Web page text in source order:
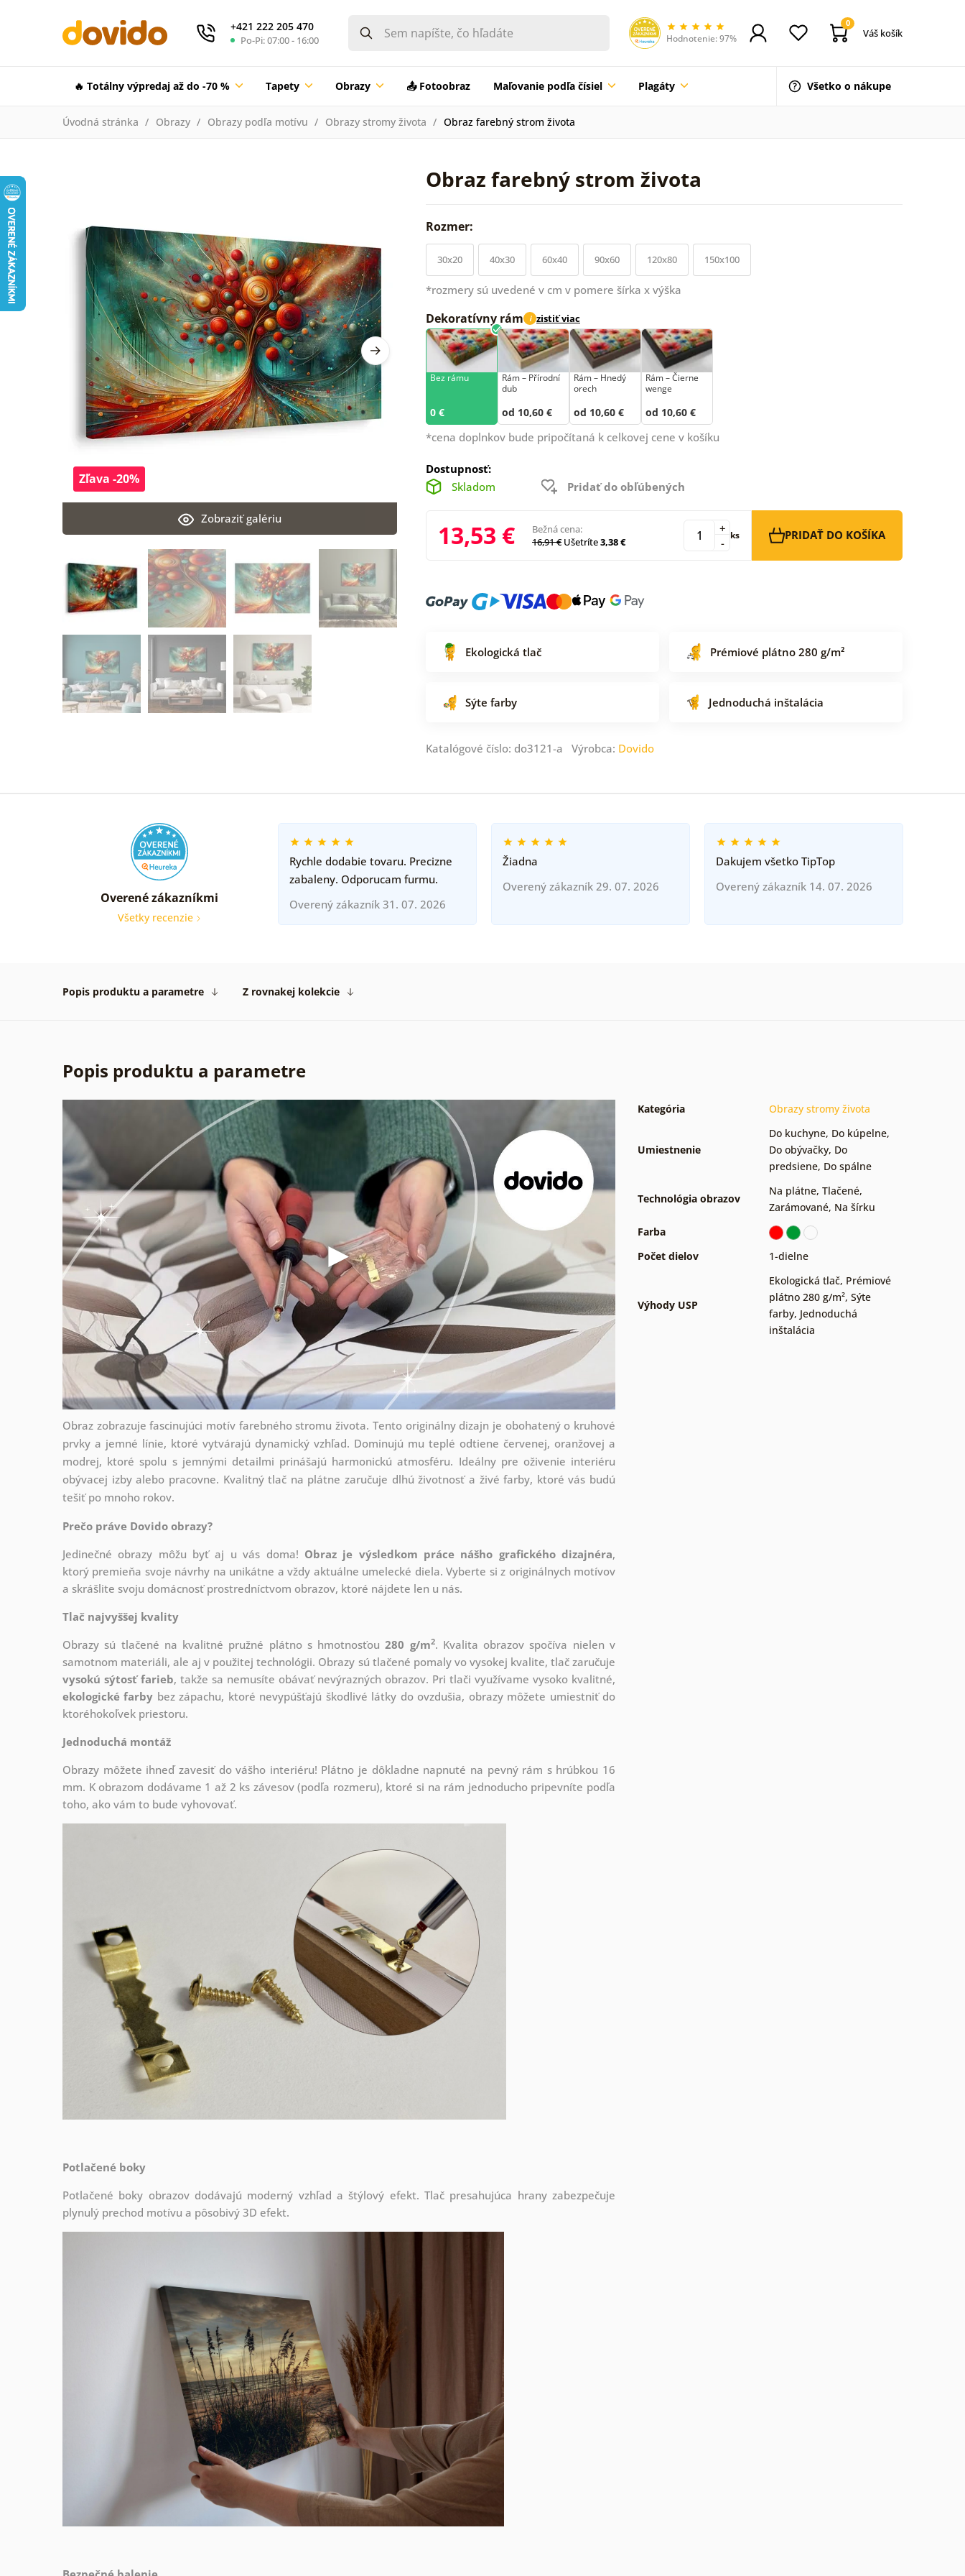
+421 222 205 470
Po-Pi: 07:00 - 16:00 Hodnotenie: 97%
0
Váš košík
🔥 Totálny výpredaj až do -70 % Tapety Obrazy 📤 Fotoobraz Maľovanie podľa čísiel Plagáty Všetko o nákupe
Úvodná stránka Obrazy Obrazy podľa motívu Obrazy stromy života Obraz farebný strom života
Obraz farebný strom života
Zobraziť galériu
Zľava -20%
Rozmer:
30x20 40x30 60x40 90x60 120x80 150x100
*rozmery sú uvedené v cm v pomere šírka x výška
Dekoratívny rám i zistiť viac
Bez rámu
0 €
Rám –⁠⁠⁠⁠⁠⁠ Přírodní
dub
od 10,60 €
Rám – Hnedý
orech
od 10,60 €
Rám – Čierne
wenge
od 10,60 €
*cena doplnkov bude pripočítaná k celkovej cene v košíku
Dostupnosť:
Skladom
Pridať do obľúbených
13,53 €
Bežná cena:
16,91 € Ušetríte3,38 € -
+ ks PRIDAŤ DO KOŠÍKA
Ekologická tlač Prémiové plátno 280 g/m²
Sýte farby Jednoduchá inštalácia
Katalógové číslo: do3121-a Výrobca: Dovido
Overené zákazníkmi
Všetky recenzie
Rychle dodabie tovaru. Precizne
zabaleny. Odporucam furmu.
Overený zákazník 31. 07. 2026
Žiadna
Overený zákazník 29. 07. 2026
Dakujem všetko TipTop
Overený zákazník 14. 07. 2026
Popis produktu a parametre Z rovnakej kolekcie
Popis produktu a parametre
Obraz zobrazuje fascinujúci motív farebného stromu života. Tento originálny dizajn je obohatený o kruhové
prvky a jemné línie, ktoré vytvárajú dynamický vzhľad. Dominujú mu teplé odtiene červenej, oranžovej a
modrej, ktoré spolu s jemnými detailmi prinášajú harmonickú atmosféru. Ideálny pre oživenie interiéru
obývacej izby alebo pracovne. Kvalitný tlač na plátne zaručuje dlhú životnosť a živé farby, ktoré vás budú
tešiť po mnoho rokov.
Prečo práve Dovido obrazy?
Jedinečné obrazy môžu byť aj u vás doma! Obraz je výsledkom práce nášho grafického dizajnéra,
ktorý premieňa svoje návrhy na unikátne a vždy aktuálne umelecké diela. Vyberte si z originálnych motívov
a skrášlite svoju domácnosť prostredníctvom obrazov, ktoré nájdete len u nás.
Tlač najvyššej kvality
Obrazy sú tlačené na kvalitné pružné plátno s hmotnosťou280 g/m2. Kvalita obrazov spočíva nielen v
samotnom materiáli, ale aj v použitej technológii. Obrazy sú tlačené pomaly vo vysokej kvalite, tlač zaručuje
vysokú sýtosť farieb, takže sa nemusíte obávať nevýrazných obrazov. Pri tlači využívame vysoko kvalitné,
ekologické farby bez zápachu, ktoré nevypúšťajú škodlivé látky do ovzdušia, obrazy môžete umiestniť do
ktoréhokoľvek priestoru.
Jednoduchá montáž
Obrazy môžete ihneď zavesiť do vášho interiéru! Plátno je dôkladne napnuté na pevný rám s hrúbkou 16
mm. K obrazom dodávame 1 až 2 ks závesov (podľa rozmeru), ktoré si na rám jednoducho pripevníte podľa
toho, ako vám to bude vyhovovať.
Potlačené boky
Potlačené boky obrazov dodávajú moderný vzhľad a štýlový efekt. Tlač presahujúca hrany zabezpečuje
plynulý prechod motívu a pôsobivý 3D efekt.
Kategória Obrazy stromy života
Umiestnenie
Do kuchyne, Do kúpelne,
Do obývačky, Do
predsiene, Do spálne
Technológia obrazov
Na plátne, Tlačené,
Zarámované, Na šírku
Farba
Počet dielov
1-dielne
Výhody USP
Ekologická tlač, Prémiové
plátno 280 g/m², Sýte
farby, Jednoduchá
inštalácia